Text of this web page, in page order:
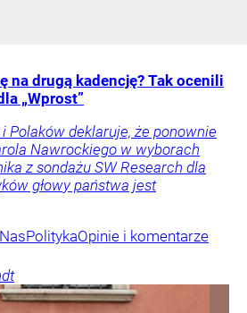
na drugą kadencję? Tak ocenili
„Wprost”
Polaków deklaruje, że ponownie
Nawrockiego w wyborach
z sondażu SW Research dla
głowy państwa jest
PolitykaOpinie i komentarze